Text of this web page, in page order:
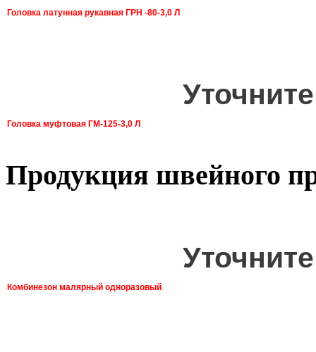
Головка латунная рукавная ГРН -80-3,0 Л
Головка муфтовая ГМ-125-3,0 Л
Продукция швейного
Комбинезон малярный одноразовый